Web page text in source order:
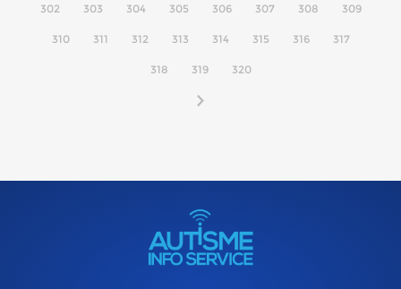
302 303 304 305 306 307 308 309
310 311 312 313 314 315 316 317
318 319 320